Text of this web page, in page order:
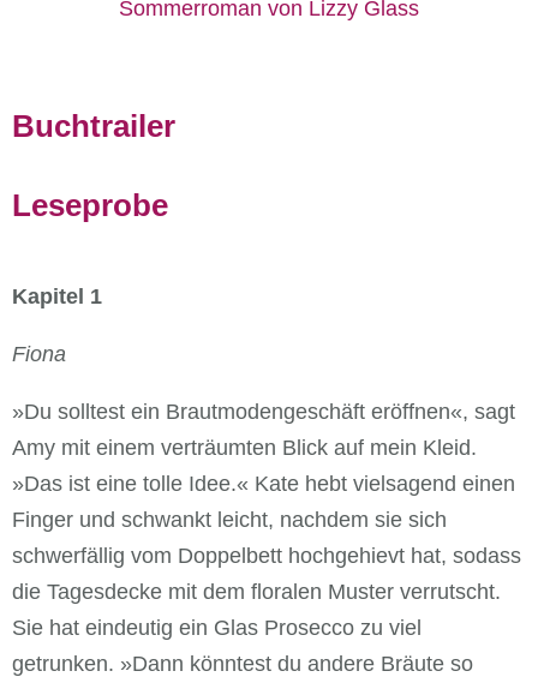
Buchtrailer
Leseprobe
Kapitel 1
Fiona
»Du solltest ein Brautmodengeschäft eröffnen«, sagt
Amy mit einem verträumten Blick auf mein Kleid.
»Das ist eine tolle Idee.« Kate hebt vielsagend einen
Finger und schwankt leicht, nachdem sie sich
schwerfällig vom Doppelbett hochgehievt hat, sodass
die Tagesdecke mit dem floralen Muster verrutscht.
Sie hat eindeutig ein Glas Prosecco zu viel
getrunken. »Dann könntest du andere Bräute so